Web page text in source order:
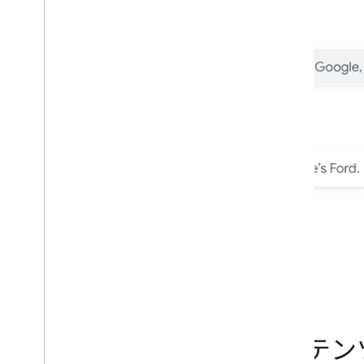
サポートされているコンテ